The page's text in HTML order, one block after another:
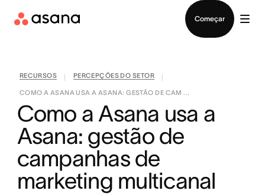
Começar
RECURSOS PERCEPÇÕES DO SETOR
COMO A ASANA USA A ASANA: GESTÃO DE CAM ...
Como a Asana usa a
Asana: gestão de
campanhas de
marketing multicanal